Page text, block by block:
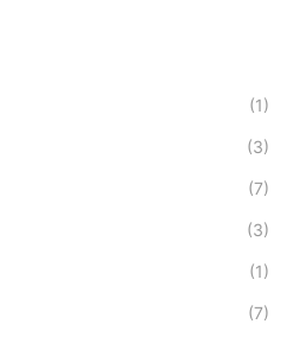
(1)
(3)
(7)
(3)
(1)
(7)